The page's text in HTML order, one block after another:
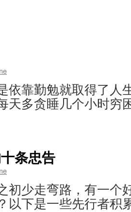
依靠勤勉就取得了人
天多贪睡几个小时
条忠告
初少走弯路，有一个
以下是一些先行者